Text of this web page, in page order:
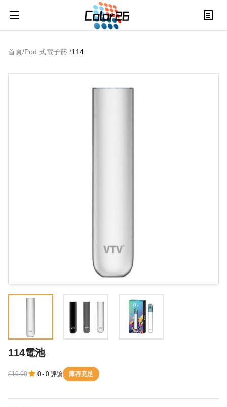
首頁/Pod 式電子菸 /114
114電池
$10.00 0- 0 評論 庫存充足